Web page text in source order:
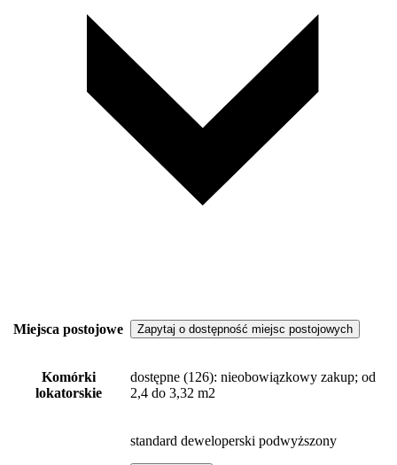
Miejsca postojowe Zapytaj o dostępność miejsc postojowych
Komórki
lokatorskie
dostępne (126): nieobowiązkowy zakup; od
2,4 do 3,32 m2
standard deweloperski podwyższony